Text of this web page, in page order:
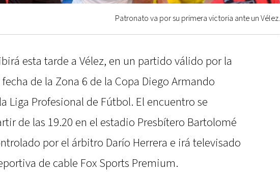
Patronato va por su primera victoria ante un Vélez.
esta tarde a Vélez, en un partido válido por la
de la Zona 6 de la Copa Diego Armando
Liga Profesional de Fútbol. El encuentro se
de las 19.20 en el estadio Presbítero Bartolomé
por el árbitro Darío Herrera e irá televisado
de cable Fox Sports Premium.